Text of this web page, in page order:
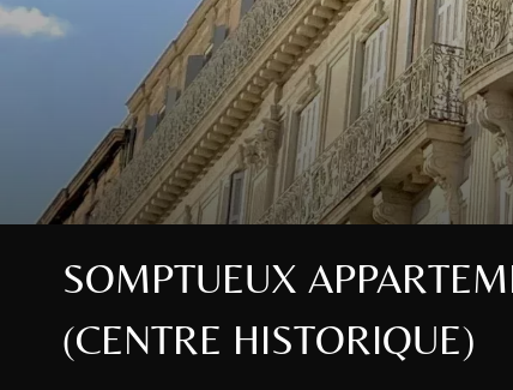
SOMPTUEUX
(CENTRE HISTORIQUE)